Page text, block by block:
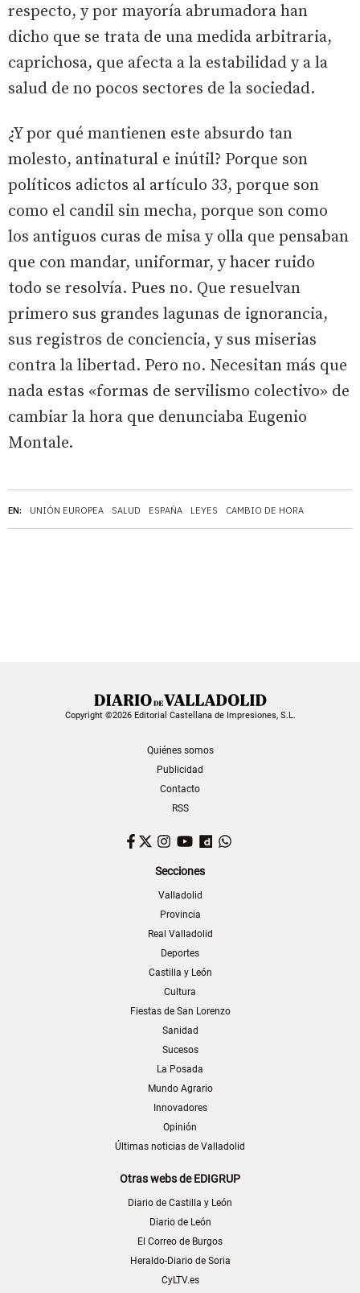
EN: UNIÓN EUROPEA SALUD ESPAÑA LEYES CAMBIO DE HORA
respecto, y por mayoría abrumadora han
dicho que se trata de una medida arbitraria,
caprichosa, que afecta a la estabilidad y a la
salud de no pocos sectores de la sociedad.
¿Y por qué mantienen este absurdo tan
molesto, antinatural e inútil? Porque son
políticos adictos al artículo 33, porque son
como el candil sin mecha, porque son como
los antiguos curas de misa y olla que pensaban
que con mandar, uniformar, y hacer ruido
todo se resolvía. Pues no. Que resuelvan
primero sus grandes lagunas de ignorancia,
sus registros de conciencia, y sus miserias
contra la libertad. Pero no. Necesitan más que
nada estas «formas de servilismo colectivo» de
cambiar la hora que denunciaba Eugenio
Montale.
Copyright ©2026 Editorial Castellana de Impresiones, S.L.
Quiénes somos
Publicidad
Contacto
RSS
Facebook
TwitterInstagram
YouTubeDailymotion
Secciones
Valladolid
Provincia
Real Valladolid
Deportes
Castilla y León
Cultura
Fiestas de San Lorenzo
Sanidad
Sucesos
La Posada
Mundo Agrario
Innovadores
Opinión
Últimas noticias de Valladolid
Otras webs de EDIGRUP
Diario de Castilla y León
Diario de León
El Correo de Burgos
Heraldo-Diario de Soria
CyLTV.es